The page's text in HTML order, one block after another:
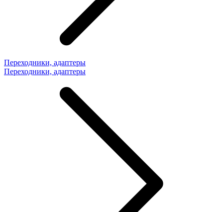
Переходники, адаптеры
Переходники, адаптеры